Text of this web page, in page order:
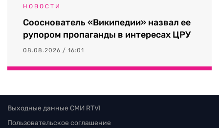
НОВОСТИ
Сооснователь «Википедии» назвал ее
рупором пропаганды в интересах ЦРУ
08.08.2026 / 16:01
Выходные данные СМИ RTVI
Пользовательское соглашение